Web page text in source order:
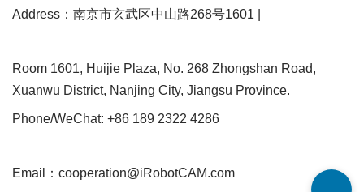
Address：南京市玄武区中山路268号1601 |
Room 1601, Huijie Plaza, No. 268 Zhongshan Road,
Xuanwu District, Nanjing City, Jiangsu Province.
Phone/WeChat: +86 189 2322 4286
Email：cooperation@iRobotCAM.com